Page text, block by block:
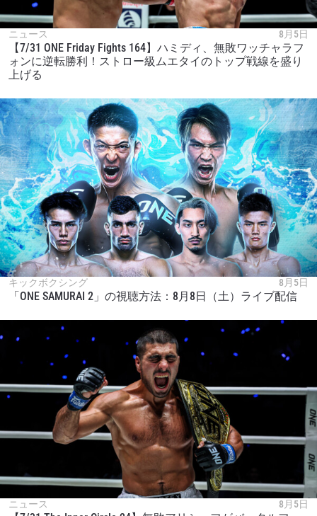
ニュース 8月5日
【7/31 ONE Friday Fights 164】ハミディ、無敗ワッチャラフ
ォンに逆転勝利！ストロー級ムエタイのトップ戦線を盛り
上げる
キックボクシング 8月5日
「ONE SAMURAI 2」の視聴方法：8月8日（土）ライブ配信
ニュース 8月5日